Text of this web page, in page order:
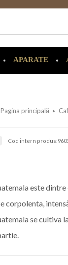
APARATE
Pagina principală
Cod intern produs:
este
corpolenta,
se cultiva